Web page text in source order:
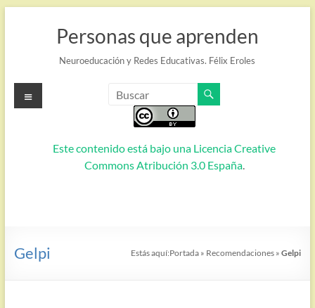
Personas que aprenden
Neuroeducación y Redes Educativas. Félix Eroles
Este contenido está bajo una Licencia Creative
Commons Atribución 3.0 España.
Menú
Gelpi Estás aquí:Portada » Recomendaciones »Gelpi